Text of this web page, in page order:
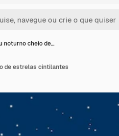
noturno cheio de…
de estrelas cintilantes